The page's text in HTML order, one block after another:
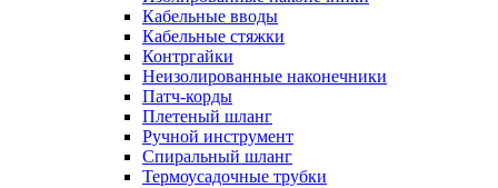
Кабельные вводы
Кабельные стяжки
Контргайки
Неизолированные наконечники
Патч-корды
Плетеный шланг
Ручной инструмент
Спиральный шланг
Термоусадочные трубки